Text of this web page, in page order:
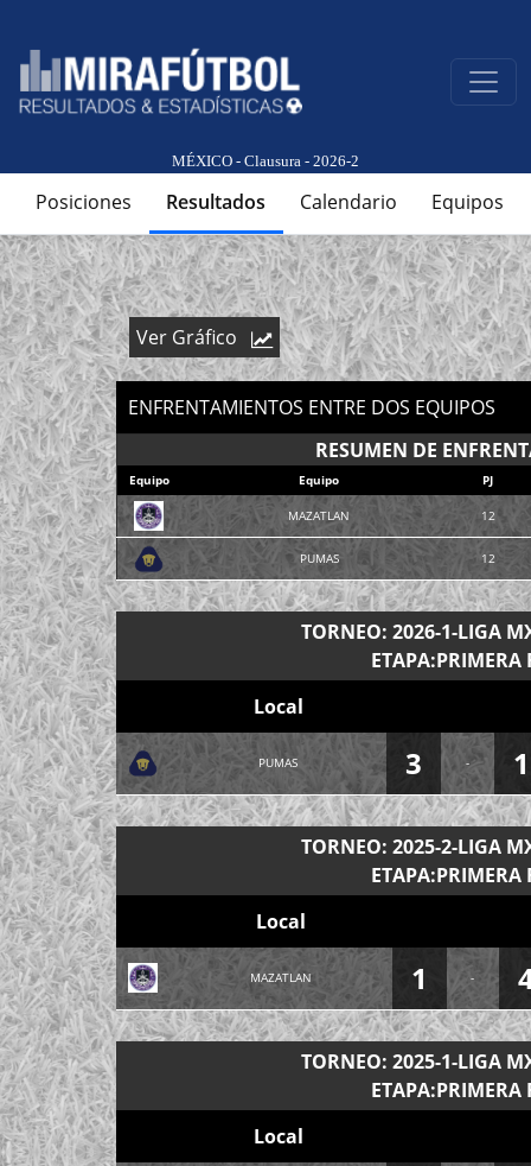
MÉXICO - Clausura - 2026-2
Posiciones Resultados Calendario Equipos
Ver Gráfico
ENFRENTAMIENTOS ENTRE DOS EQUIPOS
RESUMEN DE
Equipo Equipo PJ
MAZATLAN 12
PUMAS 12
TORNEO: 2026-1-LIGA
ETAPA:PRIMERA
Local
PUMAS 3 - 1
TORNEO: 2025-2-LIGA
ETAPA:PRIMERA
Local
MAZATLAN 1 -
TORNEO: 2025-1-LIGA
ETAPA:PRIMERA
Local